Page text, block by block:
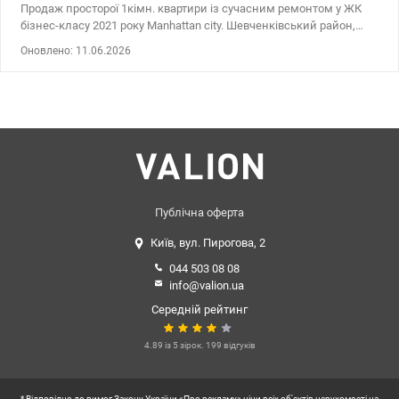
Продаж просторої 1кімн. квартири із сучасним ремонтом у ЖК
бізнес-класу 2021 року Manhattan city. Шевченківський район,
поверсі 36 поверхового будинку. Характеристики: - Планування:
кухня – 16 кв.м.; - Висота стель - 3 метри; - санвузол суміщений; -
city. – ЖК бізнес-класу, зі своєю інфраструктурою, парком,
спортивними та дитячими майданчиками на стилобатній
Ціна - 139000 у.о., 0509051192 Альона Valion,ua/1152102
Оновлено: 11.06.2026
Публічна оферта
Київ, вул. Пирогова, 2
044 503 08 08
info@valion.ua
Середній рейтинг
4.89 із 5 зірок. 199 відгуків